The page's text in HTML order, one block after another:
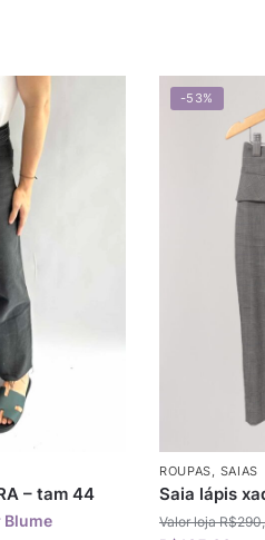
– tam 44
-53%
ROUPAS SAIAS
Saia lápis
R$